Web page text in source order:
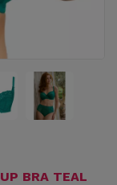
BRA TEAL